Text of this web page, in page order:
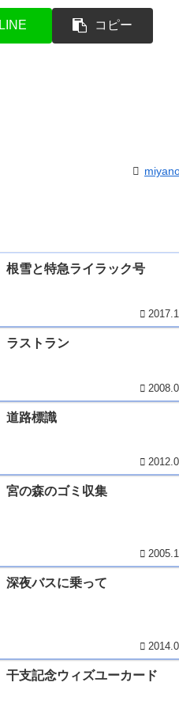
LINE コピー
根雪と特急ライラック号
ラストラン
道路標識
宮の森のゴミ収集
深夜バスに乗って
干支記念ウィズユーカード